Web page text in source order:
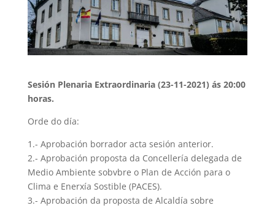
Sesión Plenaria Extraordinaria (23-11-2021) ás 20:00
horas.
Orde do día:
1.- Aprobación borrador acta sesión anterior.
2.- Aprobación proposta da Concellería delegada de
Medio Ambiente sobvbre o Plan de Acción para o
Clima e Enerxía Sostible (PACES).
3.- Aprobación da proposta de Alcaldía sobre